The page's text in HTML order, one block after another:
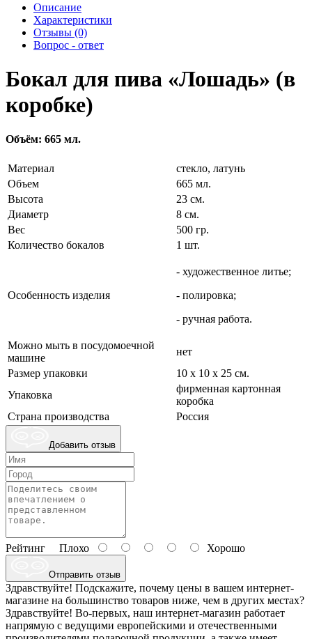
Описание
Характеристики
Отзывы (0)
Вопрос - ответ
Бокал для пива «Лошадь» (в
коробке)
Объём: 665 мл.
Материал
стекло, латунь
Объем
665 мл.
Высота
23 см.
Диаметр
8 см.
Вес
500 гр.
Количество бокалов
1 шт.
Особенность изделия
- художественное литье;
- полировка;
- ручная работа.
Можно мыть в посудомоечной
машине
нет
Размер упаковки
10 х 10 х 25 см.
Упаковка
фирменная картонная
коробка
Страна производства
Россия
Добавить отзыв
Рейтинг Плохо Хорошо
Отправить отзыв
Здравствуйте! Подскажите, почему цены в вашем интернет-
магазине на большинство товаров ниже, чем в других местах?
Здравствуйте! Во-первых, наш интернет-магазин работает
напрямую с ведущими европейскими и отечественными